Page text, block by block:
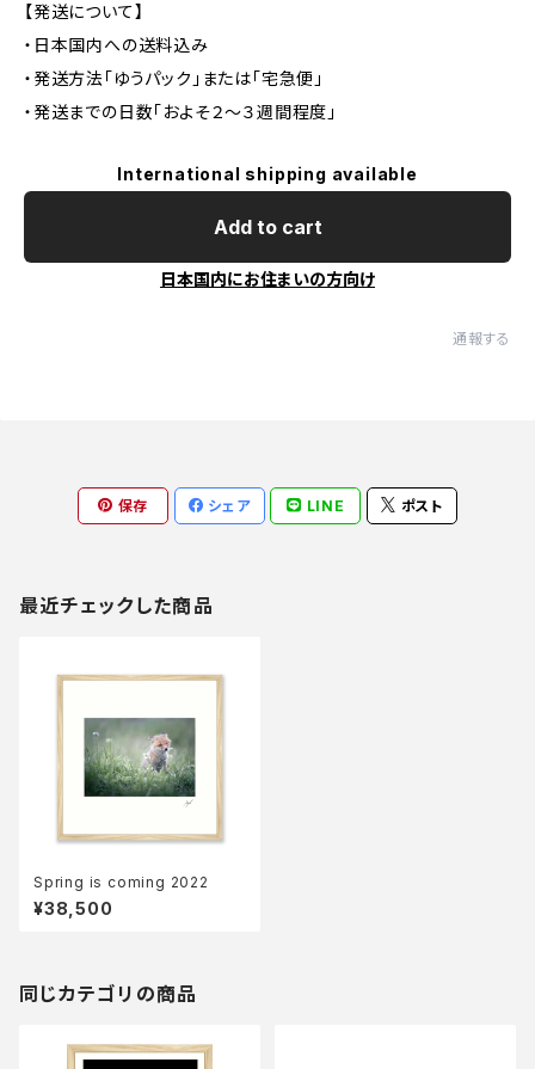
【発送について】
・日本国内への送料込み
・発送方法「ゆうパック」または「宅急便」
・発送までの日数「およそ２〜３週間程度」
International shipping available
Add to cart
日本国内にお住まいの方向け
通報する
保存 シェア LINE ポスト
最近チェックした商品
Spring is coming 2022
¥38,500
同じカテゴリの商品